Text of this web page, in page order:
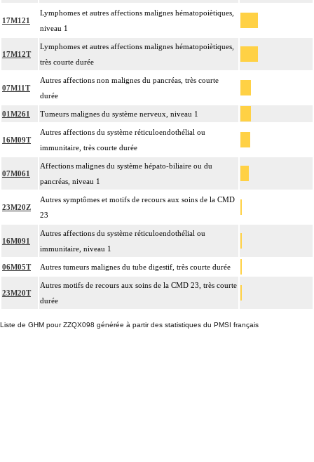
17M121
Lymphomes et autres affections malignes hématopoiètiques,
niveau 1
17M12T
Lymphomes et autres affections malignes hématopoiètiques,
très courte durée
07M11T
Autres affections non malignes du pancréas, très courte
durée
01M261 Tumeurs malignes du système nerveux, niveau 1
16M09T
Autres affections du système réticuloendothélial ou
immunitaire, très courte durée
07M061
Affections malignes du système hépato-biliaire ou du
pancréas, niveau 1
23M20Z
Autres symptômes et motifs de recours aux soins de la CMD
23
16M091
Autres affections du système réticuloendothélial ou
immunitaire, niveau 1
06M05T Autres tumeurs malignes du tube digestif, très courte durée
23M20T
Autres motifs de recours aux soins de la CMD 23, très courte
durée
Liste de GHM pour ZZQX098 générée à partir des statistiques du PMSI français